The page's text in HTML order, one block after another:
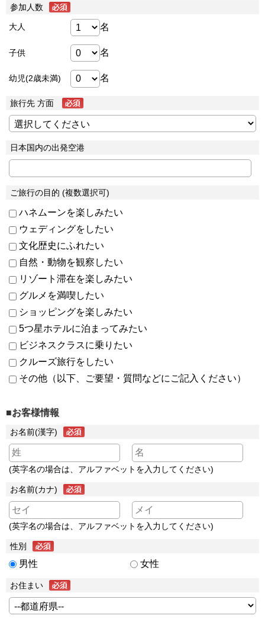
参加人数
大人 名
子供 名
幼児(2歳未満) 名
旅行先 方面
日本国内の出発空港
ご旅行の目的 (複数選択可)
ハネムーンを楽しみたい
ウェディングをしたい
文化歴史にふれたい
自然・動物を観察したい
リゾート滞在を楽しみたい
グルメを満喫したい
ショッピングを楽しみたい
5つ星ホテルに泊まってみたい
ビジネスクラスに乗りたい
クルーズ旅行をしたい
その他（以下、ご要望・質問などにご記入ください）
■お客様情報
お名前(漢字)
(英字名の場合は、アルファベットを入力してください)
お名前(カナ)
(英字名の場合は、アルファベットを入力してください)
性別
男性 女性
お住まい